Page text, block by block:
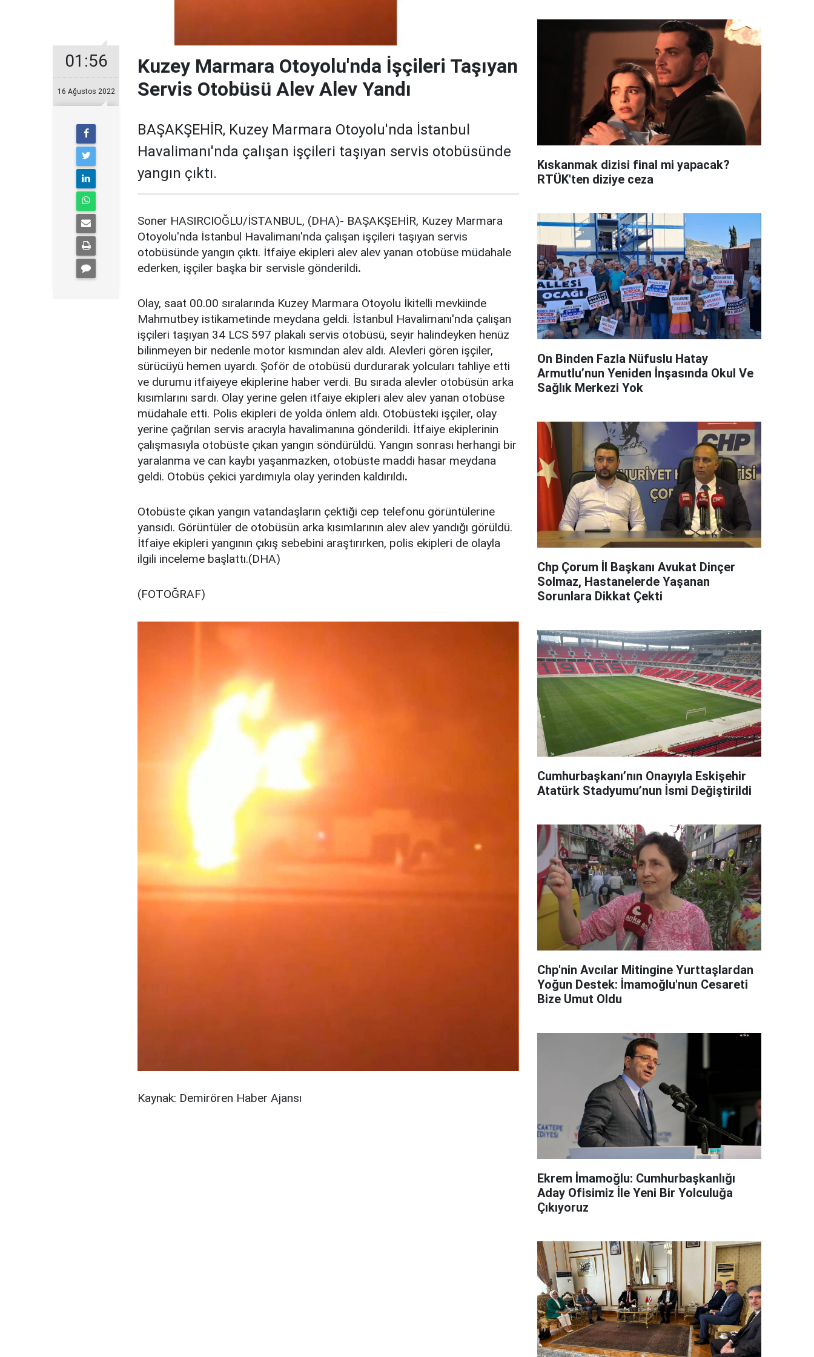
01:56
16 Ağustos 2022
Kuzey Marmara Otoyolu'nda İşçileri Taşıyan
Servis Otobüsü Alev Alev Yandı
BAŞAKŞEHİR, Kuzey Marmara Otoyolu'nda İstanbul
Havalimanı'nda çalışan işçileri taşıyan servis otobüsünde
yangın çıktı.
Soner HASIRCIOĞLU/İSTANBUL, (DHA)- BAŞAKŞEHİR, Kuzey Marmara
Otoyolu'nda İstanbul Havalimanı'nda çalışan işçileri taşıyan servis
otobüsünde yangın çıktı. İtfaiye ekipleri alev alev yanan otobüse müdahale
ederken, işçiler başka bir servisle gönderildi.
Olay, saat 00.00 sıralarında Kuzey Marmara Otoyolu İkitelli mevkiinde
Mahmutbey istikametinde meydana geldi. İstanbul Havalimanı'nda çalışan
işçileri taşıyan 34 LCS 597 plakalı servis otobüsü, seyir halindeyken henüz
bilinmeyen bir nedenle motor kısmından alev aldı. Alevleri gören işçiler,
sürücüyü hemen uyardı. Şoför de otobüsü durdurarak yolcuları tahliye etti
ve durumu itfaiyeye ekiplerine haber verdi. Bu sırada alevler otobüsün arka
kısımlarını sardı. Olay yerine gelen itfaiye ekipleri alev alev yanan otobüse
müdahale etti. Polis ekipleri de yolda önlem aldı. Otobüsteki işçiler, olay
yerine çağrılan servis aracıyla havalimanına gönderildi. İtfaiye ekiplerinin
çalışmasıyla otobüste çıkan yangın söndürüldü. Yangın sonrası herhangi bir
yaralanma ve can kaybı yaşanmazken, otobüste maddi hasar meydana
geldi. Otobüs çekici yardımıyla olay yerinden kaldırıldı.
Otobüste çıkan yangın vatandaşların çektiği cep telefonu görüntülerine
yansıdı. Görüntüler de otobüsün arka kısımlarının alev alev yandığı görüldü.
İtfaiye ekipleri yangının çıkış sebebini araştırırken, polis ekipleri de olayla
ilgili inceleme başlattı.(DHA)
(FOTOĞRAF)
Kaynak: Demirören Haber Ajansı
Kıskanmak dizisi final mi yapacak?
RTÜK'ten diziye ceza
On Binden Fazla Nüfuslu Hatay
Armutlu’nun Yeniden İnşasında Okul Ve
Sağlık Merkezi Yok
Chp Çorum İl Başkanı Avukat Dinçer
Solmaz, Hastanelerde Yaşanan
Sorunlara Dikkat Çekti
Cumhurbaşkanı’nın Onayıyla Eskişehir
Atatürk Stadyumu’nun İsmi Değiştirildi
Chp'nin Avcılar Mitingine Yurttaşlardan
Yoğun Destek: İmamoğlu'nun Cesareti
Bize Umut Oldu
Ekrem İmamoğlu: Cumhurbaşkanlığı
Aday Ofisimiz İle Yeni Bir Yolculuğa
Çıkıyoruz